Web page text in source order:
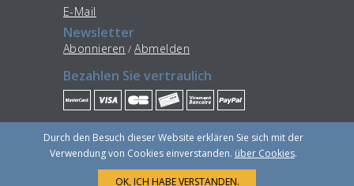
E-Mail
Newsletter
Abonnieren /Abmelden
Bezahlen Sie vertraulich
Bleiben Sie im Verbindung
Durch den Besuch dieser Website erklären Sie sich mit der
Verwendung von Cookies einverstanden. über Cookies.
OK, ICH HABE VERSTANDEN.